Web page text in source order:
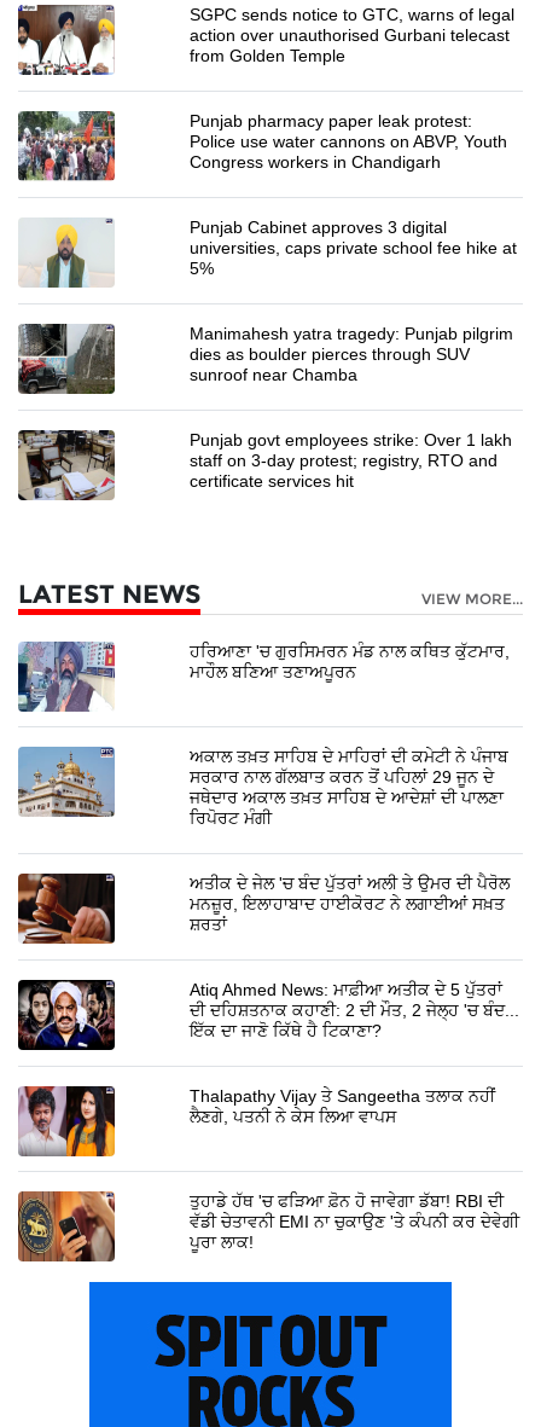
SGPC sends notice to GTC, warns of legal
action over unauthorised Gurbani telecast
from Golden Temple
Punjab pharmacy paper leak protest:
Police use water cannons on ABVP, Youth
Congress workers in Chandigarh
Punjab Cabinet approves 3 digital
universities, caps private school fee hike at
5%
Manimahesh yatra tragedy: Punjab pilgrim
dies as boulder pierces through SUV
sunroof near Chamba
Punjab govt employees strike: Over 1 lakh
staff on 3-day protest; registry, RTO and
certificate services hit
LATEST NEWS VIEW MORE...
ਹਰਿਆਣਾ 'ਚ ਗੁਰਸਿਮਰਨ ਮੰਡ ਨਾਲ ਕਥਿਤ ਕੁੱਟਮਾਰ,
ਮਾਹੌਲ ਬਣਿਆ ਤਣਾਅਪੂਰਨ
ਅਕਾਲ ਤਖ਼ਤ ਸਾਹਿਬ ਦੇ ਮਾਹਿਰਾਂ ਦੀ ਕਮੇਟੀ ਨੇ ਪੰਜਾਬ
ਸਰਕਾਰ ਨਾਲ ਗੱਲਬਾਤ ਕਰਨ ਤੋਂ ਪਹਿਲਾਂ 29 ਜੂਨ ਦੇ
ਜਥੇਦਾਰ ਅਕਾਲ ਤਖ਼ਤ ਸਾਹਿਬ ਦੇ ਆਦੇਸ਼ਾਂ ਦੀ ਪਾਲਣਾ
ਰਿਪੋਰਟ ਮੰਗੀ
ਅਤੀਕ ਦੇ ਜੇਲ 'ਚ ਬੰਦ ਪੁੱਤਰਾਂ ਅਲੀ ਤੇ ਉਮਰ ਦੀ ਪੈਰੋਲ
ਮਨਜ਼ੂਰ, ਇਲਾਹਾਬਾਦ ਹਾਈਕੋਰਟ ਨੇ ਲਗਾਈਆਂ ਸਖ਼ਤ
ਸ਼ਰਤਾਂ
Atiq Ahmed News: ਮਾਫ਼ੀਆ ਅਤੀਕ ਦੇ 5 ਪੁੱਤਰਾਂ
ਦੀ ਦਹਿਸ਼ਤਨਾਕ ਕਹਾਣੀ: 2 ਦੀ ਮੌਤ, 2 ਜੇਲ੍ਹ 'ਚ ਬੰਦ...
ਇੱਕ ਦਾ ਜਾਣੋ ਕਿੱਥੇ ਹੈ ਟਿਕਾਣਾ?
Thalapathy Vijay ਤੇ Sangeetha ਤਲਾਕ ਨਹੀਂ
ਲੈਣਗੇ, ਪਤਨੀ ਨੇ ਕੇਸ ਲਿਆ ਵਾਪਸ
ਤੁਹਾਡੇ ਹੱਥ 'ਚ ਫੜਿਆ ਫ਼ੋਨ ਹੋ ਜਾਵੇਗਾ ਡੱਬਾ! RBI ਦੀ
ਵੱਡੀ ਚੇਤਾਵਨੀ EMI ਨਾ ਚੁਕਾਉਣ 'ਤੇ ਕੰਪਨੀ ਕਰ ਦੇਵੇਗੀ
ਪੂਰਾ ਲਾਕ!